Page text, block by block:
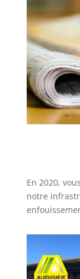
En 2020,
notre